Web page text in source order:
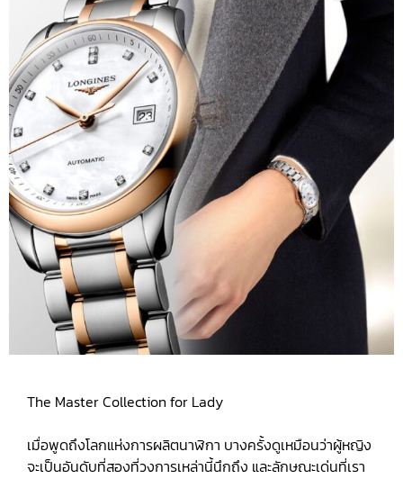
The Master Collection for Lady
เมื่อพูดถึงโลกแห่งการผลิตนาฬิกา บางครั้งดูเหมือนว่าผู้หญิง
จะเป็นอันดับที่สองที่วงการเหล่านี้นึกถึง และลักษณะเด่นที่เรา